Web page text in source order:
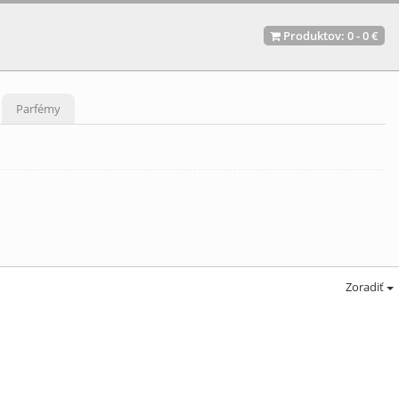
Produktov: 0-0 €
Parfémy
Zoradiť